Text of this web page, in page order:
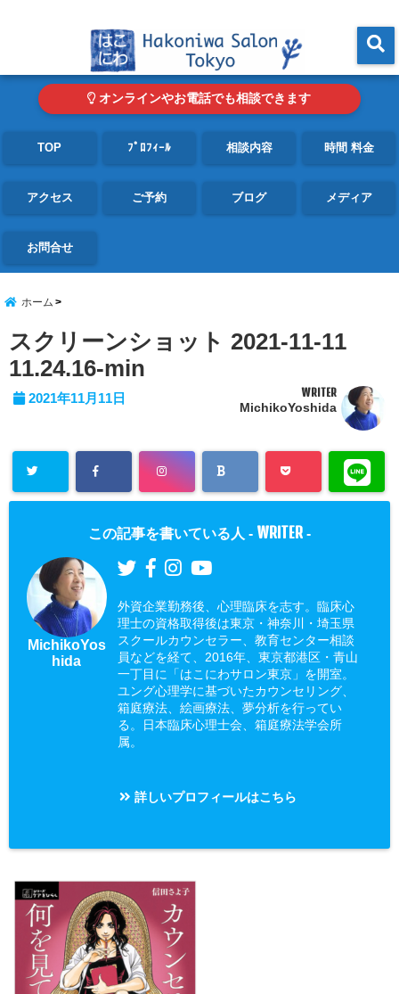
オンラインやお電話でも相談できます
TOP ﾌﾟﾛﾌｨｰﾙ 相談内容 時間 料金
アクセス ご予約 ブログ メディア
お問合せ
ホーム
スクリーンショット 2021-11-11
11.24.16-min
2021年11月11日 WRITER
MichikoYoshida
この記事を書いている人 - WRITER -
MichikoYos
hida
外資企業勤務後、心理臨床を志す。臨床心
理士の資格取得後は東京・神奈川・埼玉県
スクールカウンセラー、教育センター相談
員などを経て、2016年、東京都港区・青山
一丁目に「はこにわサロン東京」を開室。
ユング心理学に基づいたカウンセリング、
箱庭療法、絵画療法、夢分析を行ってい
る。日本臨床心理士会、箱庭療法学会所
属。
詳しいプロフィールはこちら